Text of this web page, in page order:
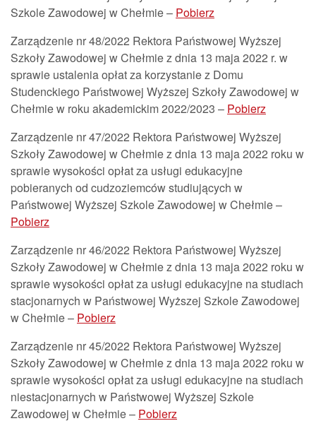
Szkole Zawodowej w Chełmie – Pobierz
Zarządzenie nr 48/2022 Rektora Państwowej Wyższej
Szkoły Zawodowej w Chełmie z dnia 13 maja 2022 r. w
sprawie ustalenia opłat za korzystanie z Domu
Studenckiego Państwowej Wyższej Szkoły Zawodowej w
Chełmie w roku akademickim 2022/2023 – Pobierz
Zarządzenie nr 47/2022 Rektora Państwowej Wyższej
Szkoły Zawodowej w Chełmie z dnia 13 maja 2022 roku w
sprawie wysokości opłat za usługi edukacyjne
pobieranych od cudzoziemców studiujących w
Państwowej Wyższej Szkole Zawodowej w Chełmie –
Pobierz
Zarządzenie nr 46/2022 Rektora Państwowej Wyższej
Szkoły Zawodowej w Chełmie z dnia 13 maja 2022 roku w
sprawie wysokości opłat za usługi edukacyjne na studiach
stacjonarnych w Państwowej Wyższej Szkole Zawodowej
w Chełmie – Pobierz
Zarządzenie nr 45/2022 Rektora Państwowej Wyższej
Szkoły Zawodowej w Chełmie z dnia 13 maja 2022 roku w
sprawie wysokości opłat za usługi edukacyjne na studiach
niestacjonarnych w Państwowej Wyższej Szkole
Zawodowej w Chełmie – Pobierz